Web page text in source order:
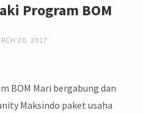
Program BOM
20, 2017
BOM Mari bergabung dan
Maksindo paket usaha